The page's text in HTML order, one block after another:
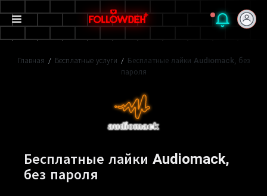
Главная / Бесплатные услуги / Бесплатные лайки Audiomack, без
пароля
Бесплатные лайки Audiomack,
без пароля